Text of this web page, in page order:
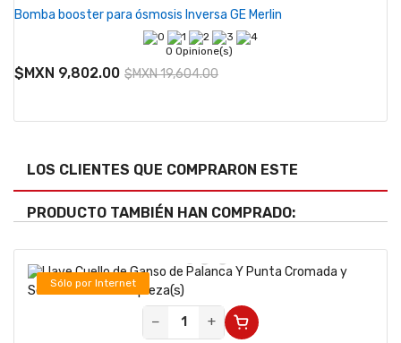
Bomba booster para ósmosis Inversa GE Merlin
0 Opinione(s)
$MXN 9,802.00 $MXN 19,604.00
LOS CLIENTES QUE COMPRARON ESTE
PRODUCTO TAMBIÉN HAN COMPRADO:
Sólo por Internet
Se vende desde 1 pieza(s)
−
+